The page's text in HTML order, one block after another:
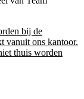
bij de
vanuit ons kantoor.
thuis worden